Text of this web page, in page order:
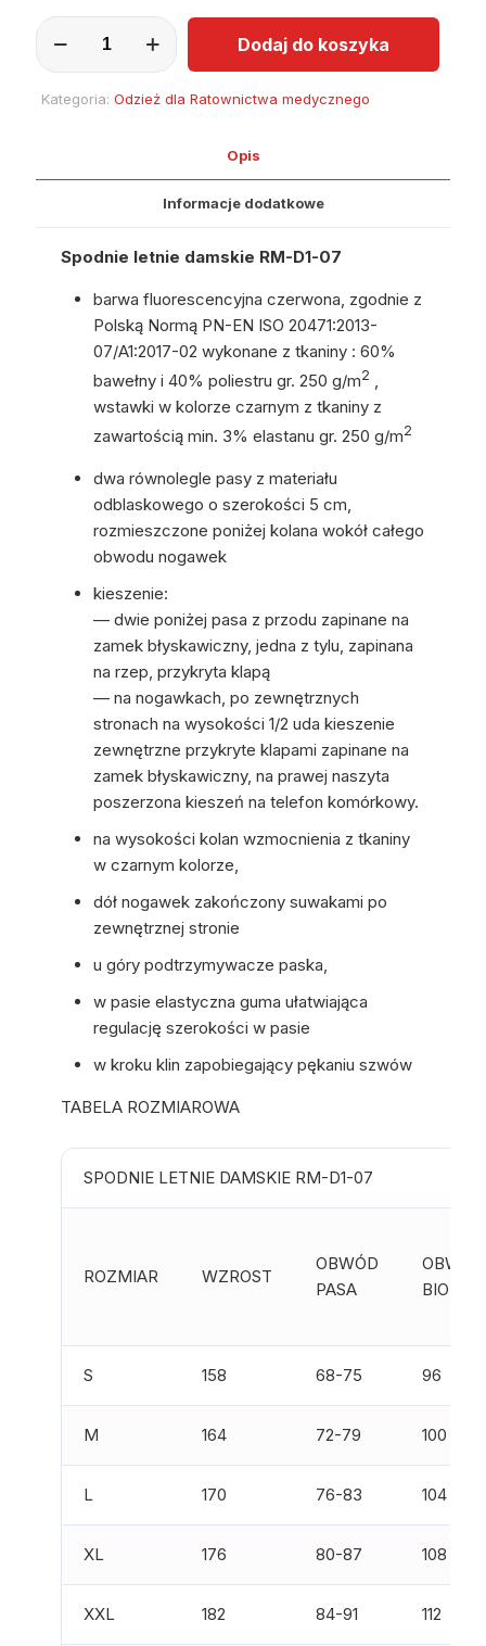
ilość
Spodnie
letnie
RM-
Dodaj do koszyka
Kategoria: Odzież dla Ratownictwa medycznego
Opis
Informacje dodatkowe
Spodnie letnie damskie RM-D1-07
barwa fluorescencyjna czerwona, zgodnie z
Polską Normą PN-EN ISO 20471:2013-
07/A1:2017-02 wykonane z tkaniny : 60%
bawełny i 40% poliestru gr. 250 g/m2 ,
wstawki w kolorze czarnym z tkaniny z
zawartością min. 3% elastanu gr. 250 g/m2
dwa równolegle pasy z materiału
odblaskowego o szerokości 5 cm,
rozmieszczone poniżej kolana wokół całego
obwodu nogawek
kieszenie:
— dwie poniżej pasa z przodu zapinane na
zamek błyskawiczny, jedna z tylu, zapinana
na rzep, przykryta klapą
— na nogawkach, po zewnętrznych
stronach na wysokości 1/2 uda kieszenie
zewnętrzne przykryte klapami zapinane na
zamek błyskawiczny, na prawej naszyta
poszerzona kieszeń na telefon komórkowy.
na wysokości kolan wzmocnienia z tkaniny
w czarnym kolorze,
dół nogawek zakończony suwakami po
zewnętrznej stronie
u góry podtrzymywacze paska,
w pasie elastyczna guma ułatwiająca
regulację szerokości w pasie
w kroku klin zapobiegający pękaniu szwów
TABELA ROZMIAROWA
SPODNIE LETNIE DAMSKIE RM-D1-07
ROZMIAR WZROST
OBWÓD
PASA
OBWÓD
BIODER
S 158 68-75 96
M 164 72-79 100
L 170 76-83 104
XL 176 80-87 108
XXL 182 84-91 112